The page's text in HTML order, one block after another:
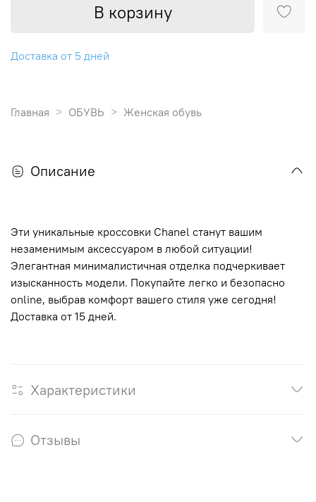
В корзину
Доставка от 5 дней
Главная ОБУВЬ Женская обувь
Описание
Эти уникальные кроссовки Chanel станут вашим
незаменимым аксессуаром в любой ситуации!
Элегантная минималистичная отделка подчеркивает
изысканность модели. Покупайте легко и безопасно
online, выбрав комфорт вашего стиля уже сегодня!
Доставка от 15 дней.
Характеристики
Отзывы